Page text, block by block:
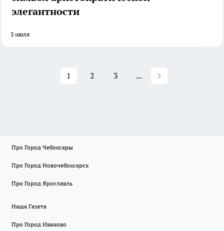
элегантности
3 июля
1 2 3 ...
Про Город Чебоксары
Про Город Новочебоксарск
Про Город Ярославль
Наша Газета
Про Город Иваново